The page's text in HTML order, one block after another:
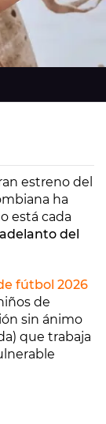
estreno del
ha
está cada
del
fútbol 2026
de
sin ánimo
que trabaja